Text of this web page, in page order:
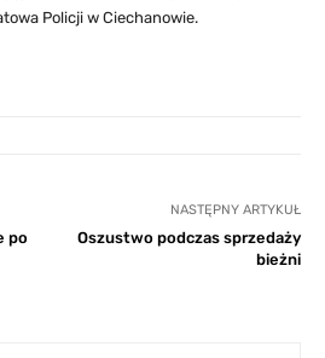
Policji w Ciechanowie.
po
NASTĘPNY ARTYKUŁ
Oszustwo podczas sprzedaży
bieżni